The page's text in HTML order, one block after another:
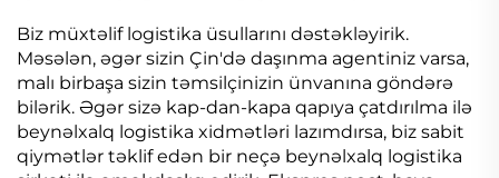
Biz müxtəlif logistika üsullarını dəstəkləyirik.
Məsələn, əgər sizin Çin'də daşınma agentiniz varsa,
malı birbaşa sizin təmsilçinizin ünvanına göndərə
bilərik. Əgər sizə kap-dan-kapa qapıya çatdırılma ilə
beynəlxalq logistika xidmətləri lazımdırsa, biz sabit
qiymətlər təklif edən bir neçə beynəlxalq logistika